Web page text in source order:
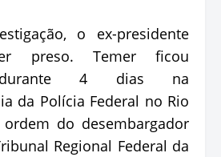
o ex-presidente
preso. Temer ficou
durante 4 dias na
da Polícia Federal no Rio
do desembargador
Regional Federal da